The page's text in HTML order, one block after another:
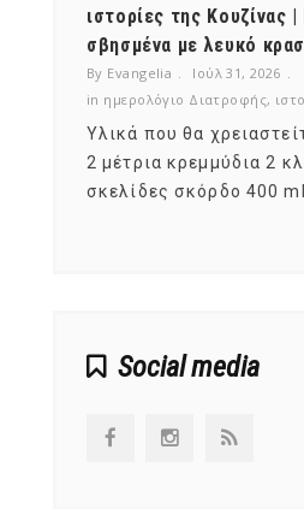
ιστορίες της Κουζίνας
σβησμένα με λευκό
By Evangelia
Ιούλ 31, 2026
in ημερολόγιο Διατροφής,
Υλικά που θα
2 μέτρια κρεμμύδια 2
σκελίδες σκόρδο 400
Social media